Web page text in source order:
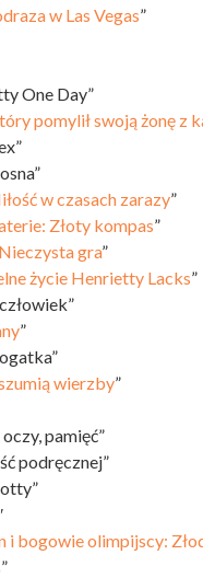
w Las Vegas”
One Day”
pomylił swoją żonę z
w czasach zarazy”
Złoty kompas”
gra”
życie Henrietty Lacks”
”
wierzby”
pamięć”
podręcznej”
i bogowie olimpijscy: